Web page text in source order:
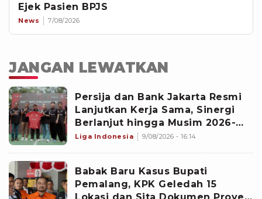
Ejek Pasien BPJS
News 7/08/2026
JANGAN LEWATKAN
‎Persija dan Bank Jakarta Resmi
Lanjutkan Kerja Sama, Sinergi
Berlanjut hingga Musim 2026-
2027
Liga Indonesia 9/08/2026 - 16:14
Babak Baru Kasus Bupati
Pemalang, KPK Geledah 15